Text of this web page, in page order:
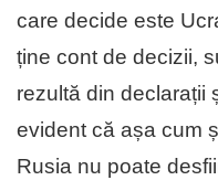
care decide este
ține cont de decizii,
rezultă din declarații
evident că așa cum
Rusia nu poate